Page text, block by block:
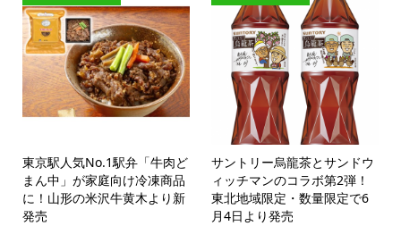
東京駅人気No.1駅弁「牛肉ど
まん中」が家庭向け冷凍商品
に！山形の米沢牛黄木より新
発売
サントリー烏龍茶とサンドウ
ィッチマンのコラボ第2弾！
東北地域限定・数量限定で6
月4日より発売